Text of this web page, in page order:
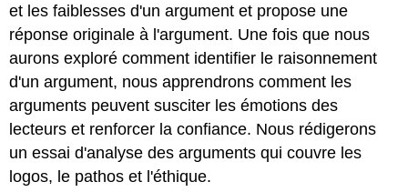
et les faiblesses d'un argument et propose une
réponse originale à l'argument. Une fois que nous
aurons exploré comment identifier le raisonnement
d'un argument, nous apprendrons comment les
arguments peuvent susciter les émotions des
lecteurs et renforcer la confiance. Nous rédigerons
un essai d'analyse des arguments qui couvre les
logos, le pathos et l'éthique.